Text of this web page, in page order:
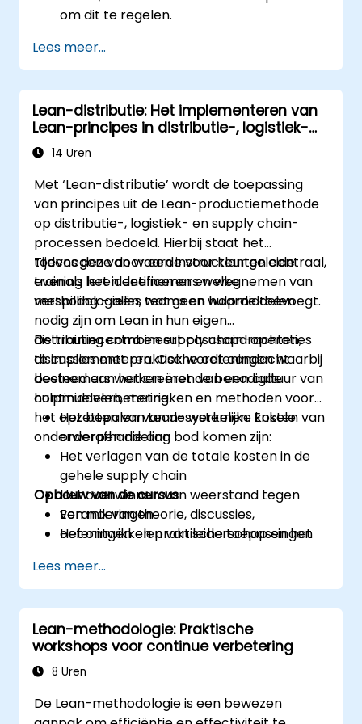
om dit te regelen.
Lees meer...
Lean-distributie: Het implementeren van
Lean-principes in distributie-, logistiek-
en supply chain-operaties
14 Uren
Met ‘Lean-distributie’ wordt de toepassing
van principes uit de Lean-productiemethode
op distributie-, logistiek- en supply chain-
processen bedoeld. Hierbij staat het
toevoegen van waarde voor klanten centraal,
evenals het identificeren en wegnemen van
verspilling – alles wat geen waarde toevoegt.
Tijdens deze door een instructeur geleide
training leren deelnemers welke
methodologieën, teams en hulpmiddelen
nodig zijn om Lean in hun eigen
distributiecentra en supply chain-operaties
te implementeren. Ook wordt aandacht
besteed aan het creëren van een cultuur van
continue verbetering.
De training combineert casusopdrachten,
discussies met praktische oefeningen waarbij
deelnemers werken met de benodigde
hulpmiddelen, metrieken en methoden voor
het opzetten van Lean-systemen. Enkele
onderwerpen die aan bod komen zijn:
Het bepalen van de werkelijke kosten van
orderafhandeling
Het verlagen van de totale kosten in de
gehele supply chain
Het overwinnen van weerstand tegen
veranderingen
Het ontwikkelen van leiderschap en het
Lean-principes binnen de organisatie
Opbouw van de cursus
Een mix van theorie, discussies,
oefeningen en praktische toepassingen
Lees meer...
Lean-methodologie: Praktische
workshops voor continue verbetering
8 Uren
De Lean-methodologie is een bewezen